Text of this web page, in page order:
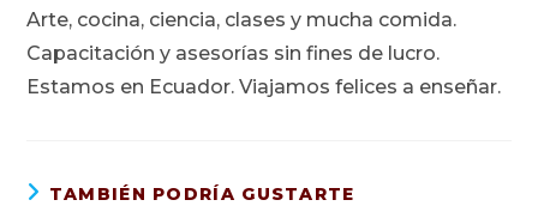
Arte, cocina, ciencia, clases y mucha comida.
Capacitación y asesorías sin fines de lucro.
Estamos en Ecuador. Viajamos felices a enseñar.
TAMBIÉN PODRÍA GUSTARTE